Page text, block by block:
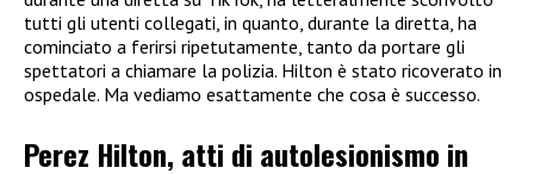
tutti gli utenti collegati, in quanto, durante la diretta, ha
cominciato a ferirsi ripetutamente, tanto da portare gli
spettatori a chiamare la polizia. Hilton è stato ricoverato in
ospedale. Ma vediamo esattamente che cosa è successo.
Perez Hilton, atti di autolesionismo in